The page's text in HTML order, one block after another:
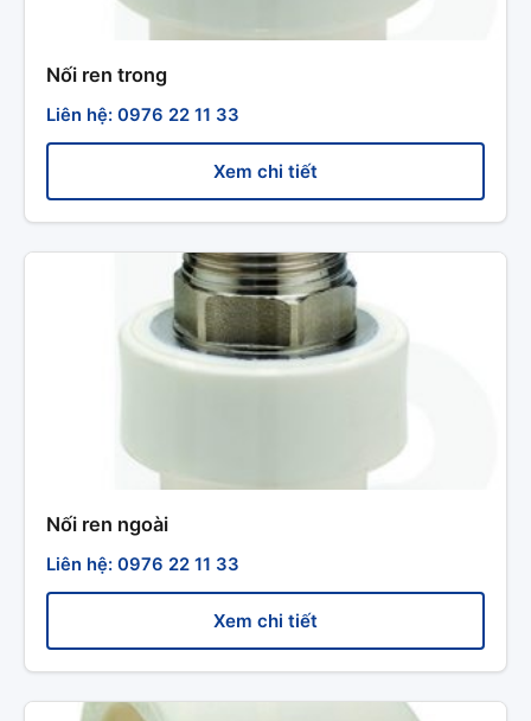
Nối ren trong
Liên hệ: 0976 22 11 33
Xem chi tiết
Nối ren ngoài
Liên hệ: 0976 22 11 33
Xem chi tiết